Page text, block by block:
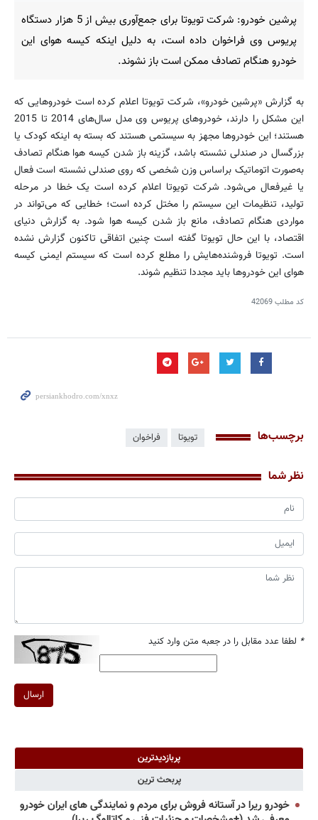
پرشین خودرو: شرکت تویوتا برای جمع‌آوری بیش از 5 هزار دستگاه
پریوس وی فراخوان داده است، به دلیل اینکه کیسه هوای این
خودرو هنگام تصادف ممکن است باز نشوند.
به گزارش «پرشین خودرو»، شرکت تویوتا اعلام کرده است خودروهایی که
این مشکل را دارند، خودرو‌های پریوس وی مدل سال‌های 2014 تا 2015
هستند؛ این خودرو‌ها مجهز به سیستمی هستند که بسته به اینکه کودک یا
بزرگسال در صندلی نشسته باشد، گزینه باز شدن کیسه هوا هنگام تصادف
به‌صورت اتوماتیک براساس وزن شخصی که روی صندلی نشسته است فعال
یا غیرفعال می‌شود. شرکت تویوتا اعلام کرده است یک خطا در مرحله
تولید، تنظیمات این سیستم را مختل کرده است؛ خطایی که می‌تواند در
مواردی هنگام تصادف، مانع باز شدن کیسه هوا شود. به گزارش دنیای
اقتصاد، با این حال تویوتا گفته است چنین اتفاقی تاکنون گزارش نشده
است. تویوتا فروشنده‌هایش را مطلع کرده است که سیستم ایمنی کیسه
هوای این خودرو‌ها باید مجددا تنظیم شوند.
کد مطلب42069
برچسب‌ها تویوتا فراخوان
نظر شما
* لطفا عدد مقابل را در جعبه متن وارد کنید
ارسال
پربازدیدترین
پربحث ترین
خودرو ریرا در آستانه فروش برای مردم و نمایندگی های ایران خودرو